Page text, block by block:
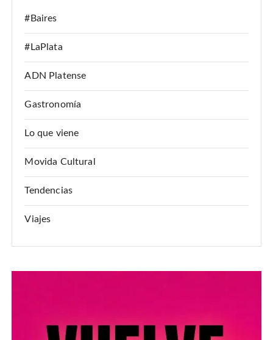
#Baires
#LaPlata
ADN Platense
Gastronomía
Lo que viene
Movida Cultural
Tendencias
Viajes